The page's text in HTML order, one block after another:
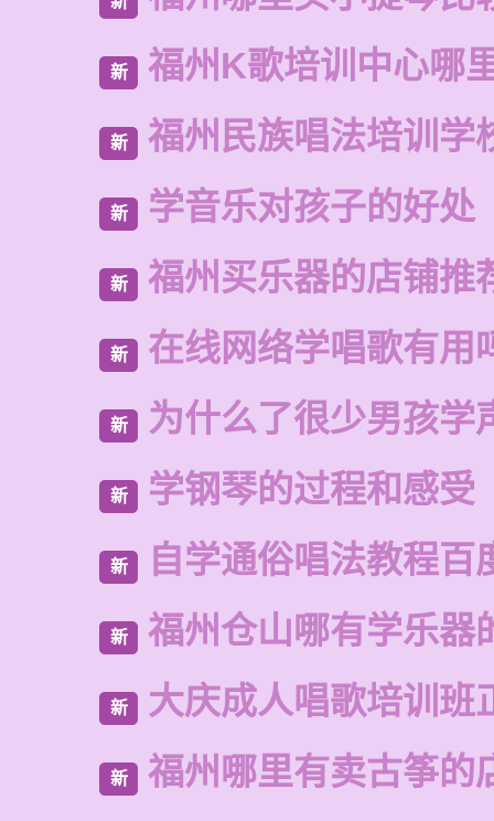
新 福州K歌培训中心哪
新 福州民族唱法培训学
新 学音乐对孩子的好处
新 福州买乐器的店铺推
新 在线网络学唱歌有用
新 为什么了很少男孩学
新 学钢琴的过程和感受
新 自学通俗唱法教程百
新 福州仓山哪有学乐器
新 大庆成人唱歌培训班
新 福州哪里有卖古筝的